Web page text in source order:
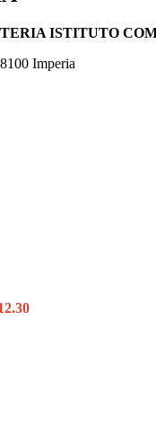
ISTITUTO
Imperia